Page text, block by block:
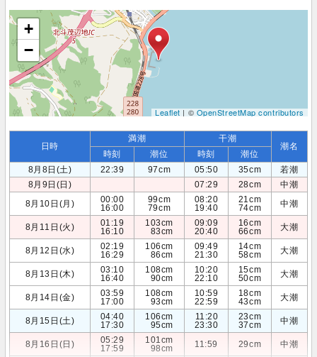
+
−
Leaflet| ©OpenStreetMap contributors
日時
満潮 干潮
潮名
時刻 潮位 時刻
潮位
8月8日(土)
22:39 97cm 05:50 35cm
若潮
8月9日(日)
07:29 28cm
中潮
8月10日(月)
00:00
16:00
99cm
79cm
08:20
19:40
21cm
74cm
中潮
8月11日(火)
01:19
16:10
103cm
83cm
09:09
20:40
16cm
66cm
大潮
8月12日(水)
02:19
16:29
106cm
86cm
09:49
21:30
14cm
58cm
大潮
8月13日(木)
03:10
16:40
108cm
90cm
10:20
22:10
15cm
50cm
大潮
8月14日(金)
03:59
17:00
108cm
93cm
10:59
22:59
18cm
43cm
大潮
8月15日(土)
04:40
17:30
106cm
95cm
11:20
23:30
23cm
37cm
中潮
8月16日(日)
05:29
17:59
101cm
98cm
11:59 29cm 中潮